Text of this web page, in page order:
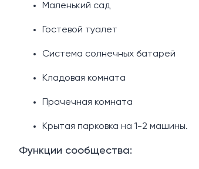
Маленький сад
Гостевой туалет
Система солнечных батарей
Кладовая комната
Прачечная комната
Крытая парковка на 1-2 машины.
Функции сообщества: